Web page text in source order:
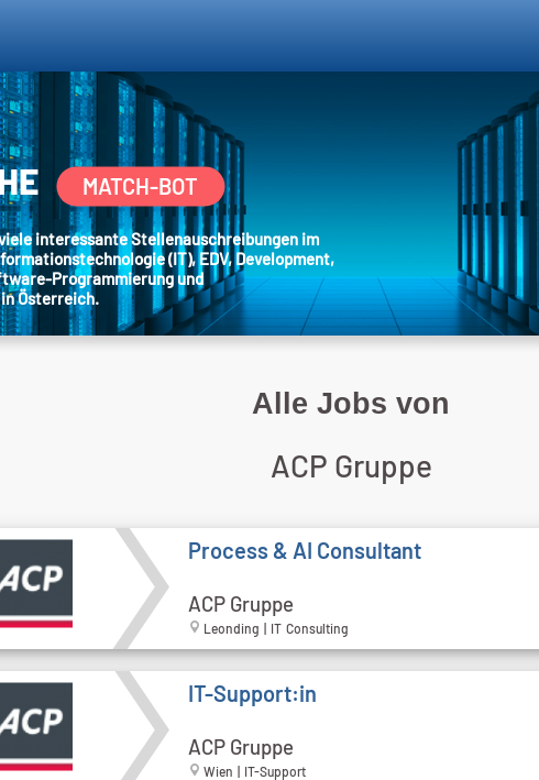
MATCH-BOT
interessante Stellenauschreibungen im
(IT), EDV, Development,
Programmierung und
Österreich.
Alle Jobs von
ACP Gruppe
Process & AI Consultant
ACP Gruppe
Leonding | IT Consulting
IT-Support:in
ACP Gruppe
Wien | IT-Support